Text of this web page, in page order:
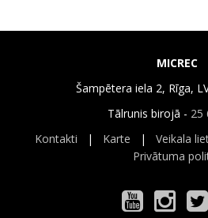
MICREC
Šampētera iela 2, Rīga,
Tālrunis birojā - 25
Kontakti | Karte | Veikala
Privātuma